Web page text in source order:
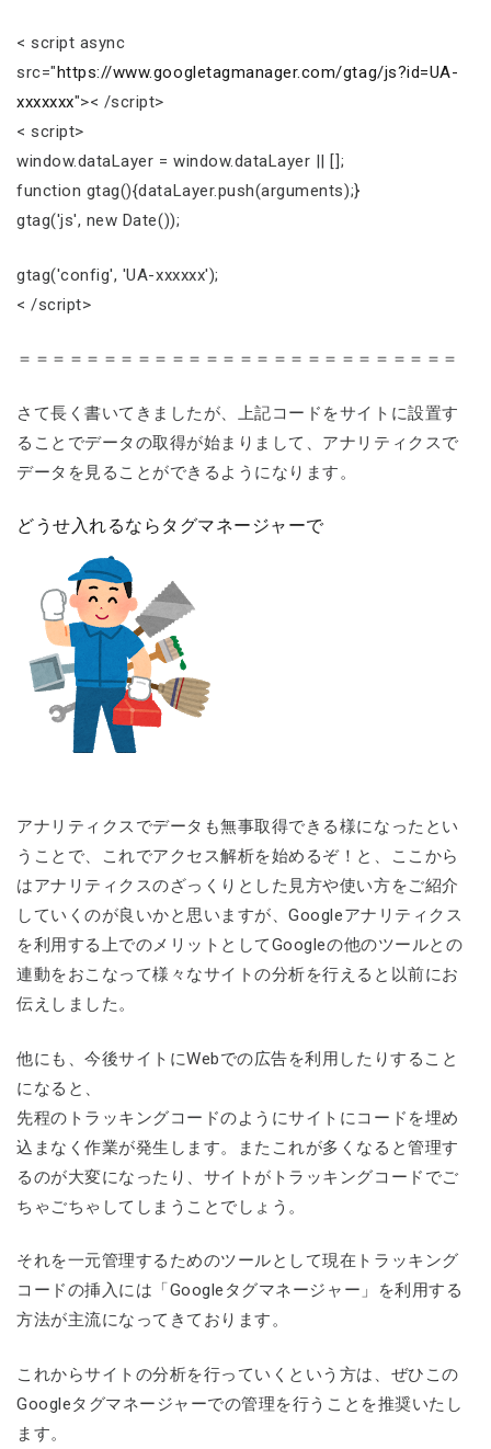
< script async
src=" https://www.googletagmanager.com/gtag/js?id=UA-
xxxxxxx">< /script>
< script>
window.dataLayer = window.dataLayer || [];
function gtag(){dataLayer.push(arguments);}
gtag('js', new Date());
gtag('config', 'UA-xxxxxx');
< /script>
＝＝＝＝＝＝＝＝＝＝＝＝＝＝＝＝＝＝＝＝＝＝＝＝＝＝
さて長く書いてきましたが、上記コードをサイトに設置す
ることでデータの取得が始まりまして、アナリティクスで
データを見ることができるようになります。
どうせ入れるならタグマネージャーで
アナリティクスでデータも無事取得できる様になったとい
うことで、これでアクセス解析を始めるぞ！と、ここから
はアナリティクスのざっくりとした見方や使い方をご紹介
していくのが良いかと思いますが、Googleアナリティクス
を利用する上でのメリットとしてGoogleの他のツールとの
連動をおこなって様々なサイトの分析を行えると以前にお
伝えしました。
他にも、今後サイトにWebでの広告を利用したりすること
になると、
先程のトラッキングコードのようにサイトにコードを埋め
込まなく作業が発生します。またこれが多くなると管理す
るのが大変になったり、サイトがトラッキングコードでご
ちゃごちゃしてしまうことでしょう。
それを一元管理するためのツールとして現在トラッキング
コードの挿入には「Googleタグマネージャー」を利用する
方法が主流になってきております。
これからサイトの分析を行っていくという方は、ぜひこの
Googleタグマネージャーでの管理を行うことを推奨いたし
ます。